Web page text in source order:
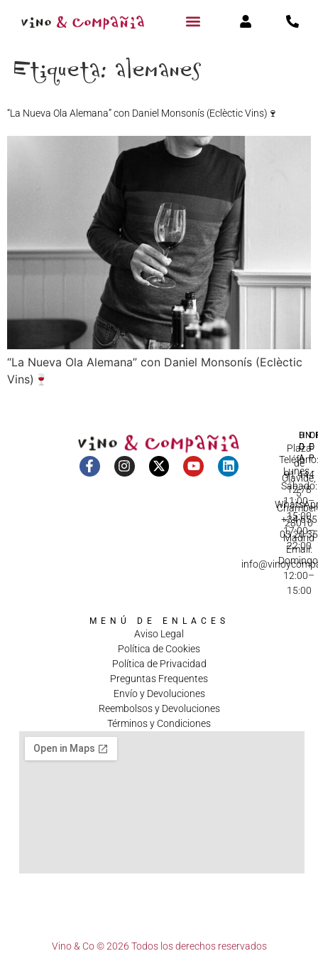
Etiqueta: alemanes
“La Nueva Ola Alemana” con Daniel Monsonís (Eclèctic Vins)🍷
“La Nueva Ola Alemana” con Daniel Monsonís (Eclèctic
Vins)🍷
Plaza
de
Olavide,
5
28010
Madrid
DE
Lunes -
Sábado:
11:00–
15:00
17:00–
22:00
12:00–
15:00
91 444
12 78
+34 655
03 20 35
Email:
MENÚ DE ENLACES
Aviso Legal
Política de Cookies
Política de Privacidad
Preguntas Frequentes
Envío y Devoluciones
Reembolsos y Devoluciones
Términos y Condiciones
Vino & Co © 2026 Todos los derechos reservados